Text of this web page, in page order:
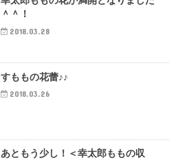
＾＾！
2018.03.28
すももの花蕾♪♪
2018.03.26
あともう少し！＜幸太郎ももの収